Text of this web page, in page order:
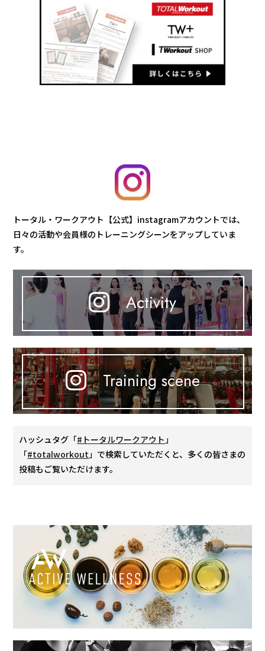
トータル・ワークアウト【公式】instagramアカウントでは、
日々の活動や会員様のトレーニングシーンをアップしていま
す。
Activity
Training scene
ハッシュタグ「#トータルワークアウト 」
「#totalworkout 」で検索していただくと、多くの皆さまの
投稿もご覧いただけます。